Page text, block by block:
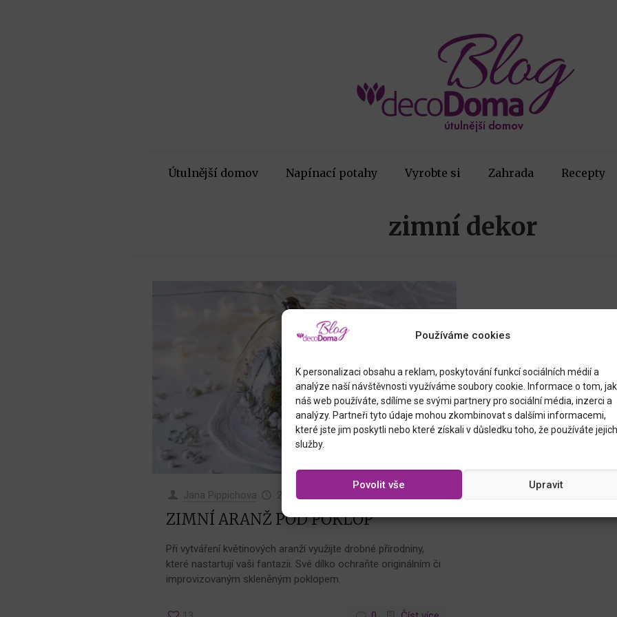
Používáme cookies
K personalizaci obsahu a reklam, poskytování funkcí sociálních médií a
analýze naší návštěvnosti využíváme soubory cookie. Informace o tom, jak
náš web používáte, sdílíme se svými partnery pro sociální média, inzerci a
analýzy. Partneři tyto údaje mohou zkombinovat s dalšími informacemi,
které jste jim poskytli nebo které získali v důsledku toho, že používáte jejich
služby.
Povolit vše Upravit
Útulnější domov Napínací potahy Vyrobte si Zahrada Recepty
zimní dekor
Jana Pippichova 26.1.2023
ZIMNÍ ARANŽ POD POKLOP
Při vytváření květinových aranží využijte drobné přírodniny,
které nastartují vaši fantazii. Své dílko ochraňte originálním či
improvizovaným skleněným poklopem.